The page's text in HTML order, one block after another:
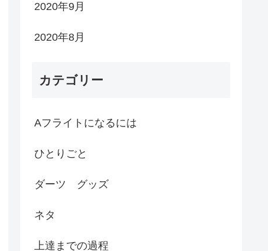
2020年9月
2020年8月
カテゴリー
Aフライトになるには
ひとりごと
ダーツ グッズ
ネタ
上達までの過程